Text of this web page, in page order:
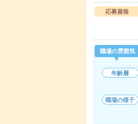
応募資格
職場の雰囲気
年齢層
職場の様子